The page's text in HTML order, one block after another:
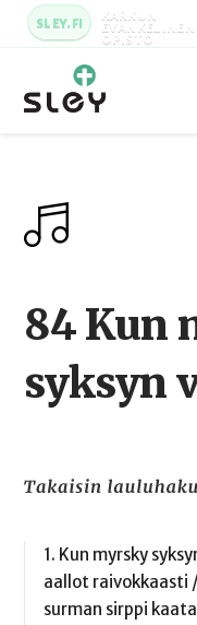
SLEY.FI KARKUN
EVANKELINEN
OPISTO
84 Kun
syksyn
1. Kun myrsky
aallot raivokkaasti
surman sirppi